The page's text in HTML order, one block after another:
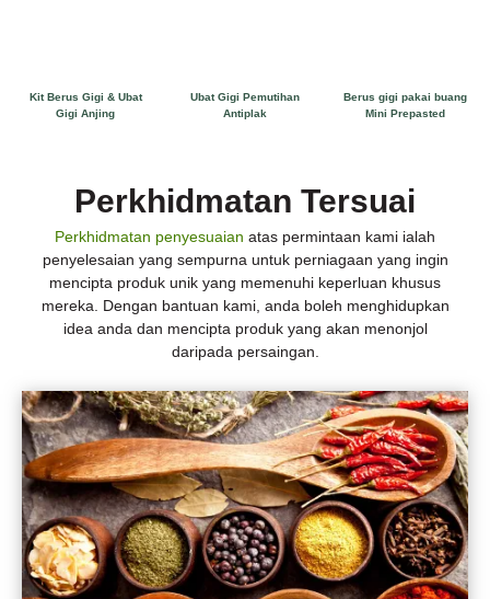
Kit Berus Gigi & Ubat
Gigi Anjing
Ubat Gigi Pemutihan
Antiplak
Berus gigi pakai buang
Mini Prepasted
Perkhidmatan Tersuai
Perkhidmatan penyesuaian atas permintaan kami ialah
penyelesaian yang sempurna untuk perniagaan yang ingin
mencipta produk unik yang memenuhi keperluan khusus
mereka. Dengan bantuan kami, anda boleh menghidupkan
idea anda dan mencipta produk yang akan menonjol
daripada persaingan.